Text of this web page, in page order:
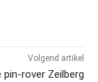
Volgend artikel
pin-rover Zeilberg